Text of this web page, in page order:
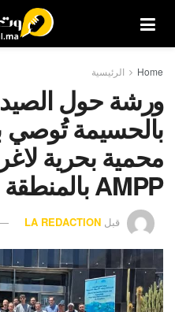
Home الرئيسية
ورشة حول
بالحسيمة تُوصي
محمية بحرية
AMPP بالمنطقة
قبل LA REDACTION